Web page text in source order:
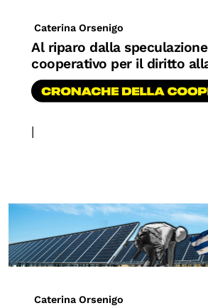
Mostre digitali
I CONTENUTI
Progetti Nazionali
Storie di Resistenza,
Calendario civile
Elezioni dal mondo
Podcast
Caterina Orsenigo
Al riparo dalla
cooperativo per il diritto
|
Caterina Orsenigo